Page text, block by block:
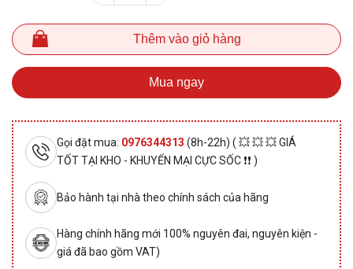
Thêm vào giỏ hàng
Mua ngay
Gọi đặt mua: 0976344313 (8h-22h) ( 💥 💥 💥 GIÁ
TỐT TẠI KHO - KHUYẾN MẠI CỰC SỐC ❗❗ )
Bảo hành tại nhà theo chính sách của hãng
Hàng chính hãng mới 100% nguyên đai, nguyên kiện -
giá đã bao gồm VAT)